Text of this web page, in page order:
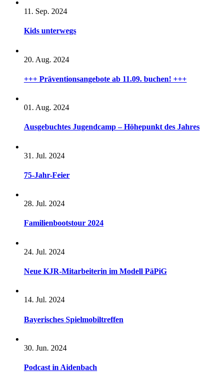
11. Sep. 2024
Kids unterwegs
20. Aug. 2024
+++ Präventionsangebote ab 11.09. buchen! +++
01. Aug. 2024
Ausgebuchtes Jugendcamp – Höhepunkt des Jahres
31. Jul. 2024
75-Jahr-Feier
28. Jul. 2024
Familienbootstour 2024
24. Jul. 2024
Neue KJR-Mitarbeiterin im Modell PäPiG
14. Jul. 2024
Bayerisches Spielmobiltreffen
30. Jun. 2024
Podcast in Aidenbach